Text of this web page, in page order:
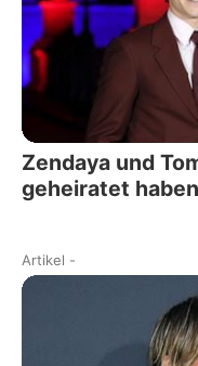
Zendaya und
geheiratet haben
Artikel -